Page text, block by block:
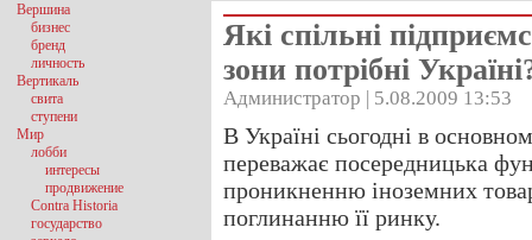
Які спільні
зони потрібні
Администратор | 5.08.2009 13:53
В Україні сьогодні в
переважає посередницька
проникненню іноземних
поглинанню її ринку.
Вершина
бизнес
бренд
личность
Вертикаль
свита
ступени
Мир
лобби
интересы
продвижение
Contra Historia
государство